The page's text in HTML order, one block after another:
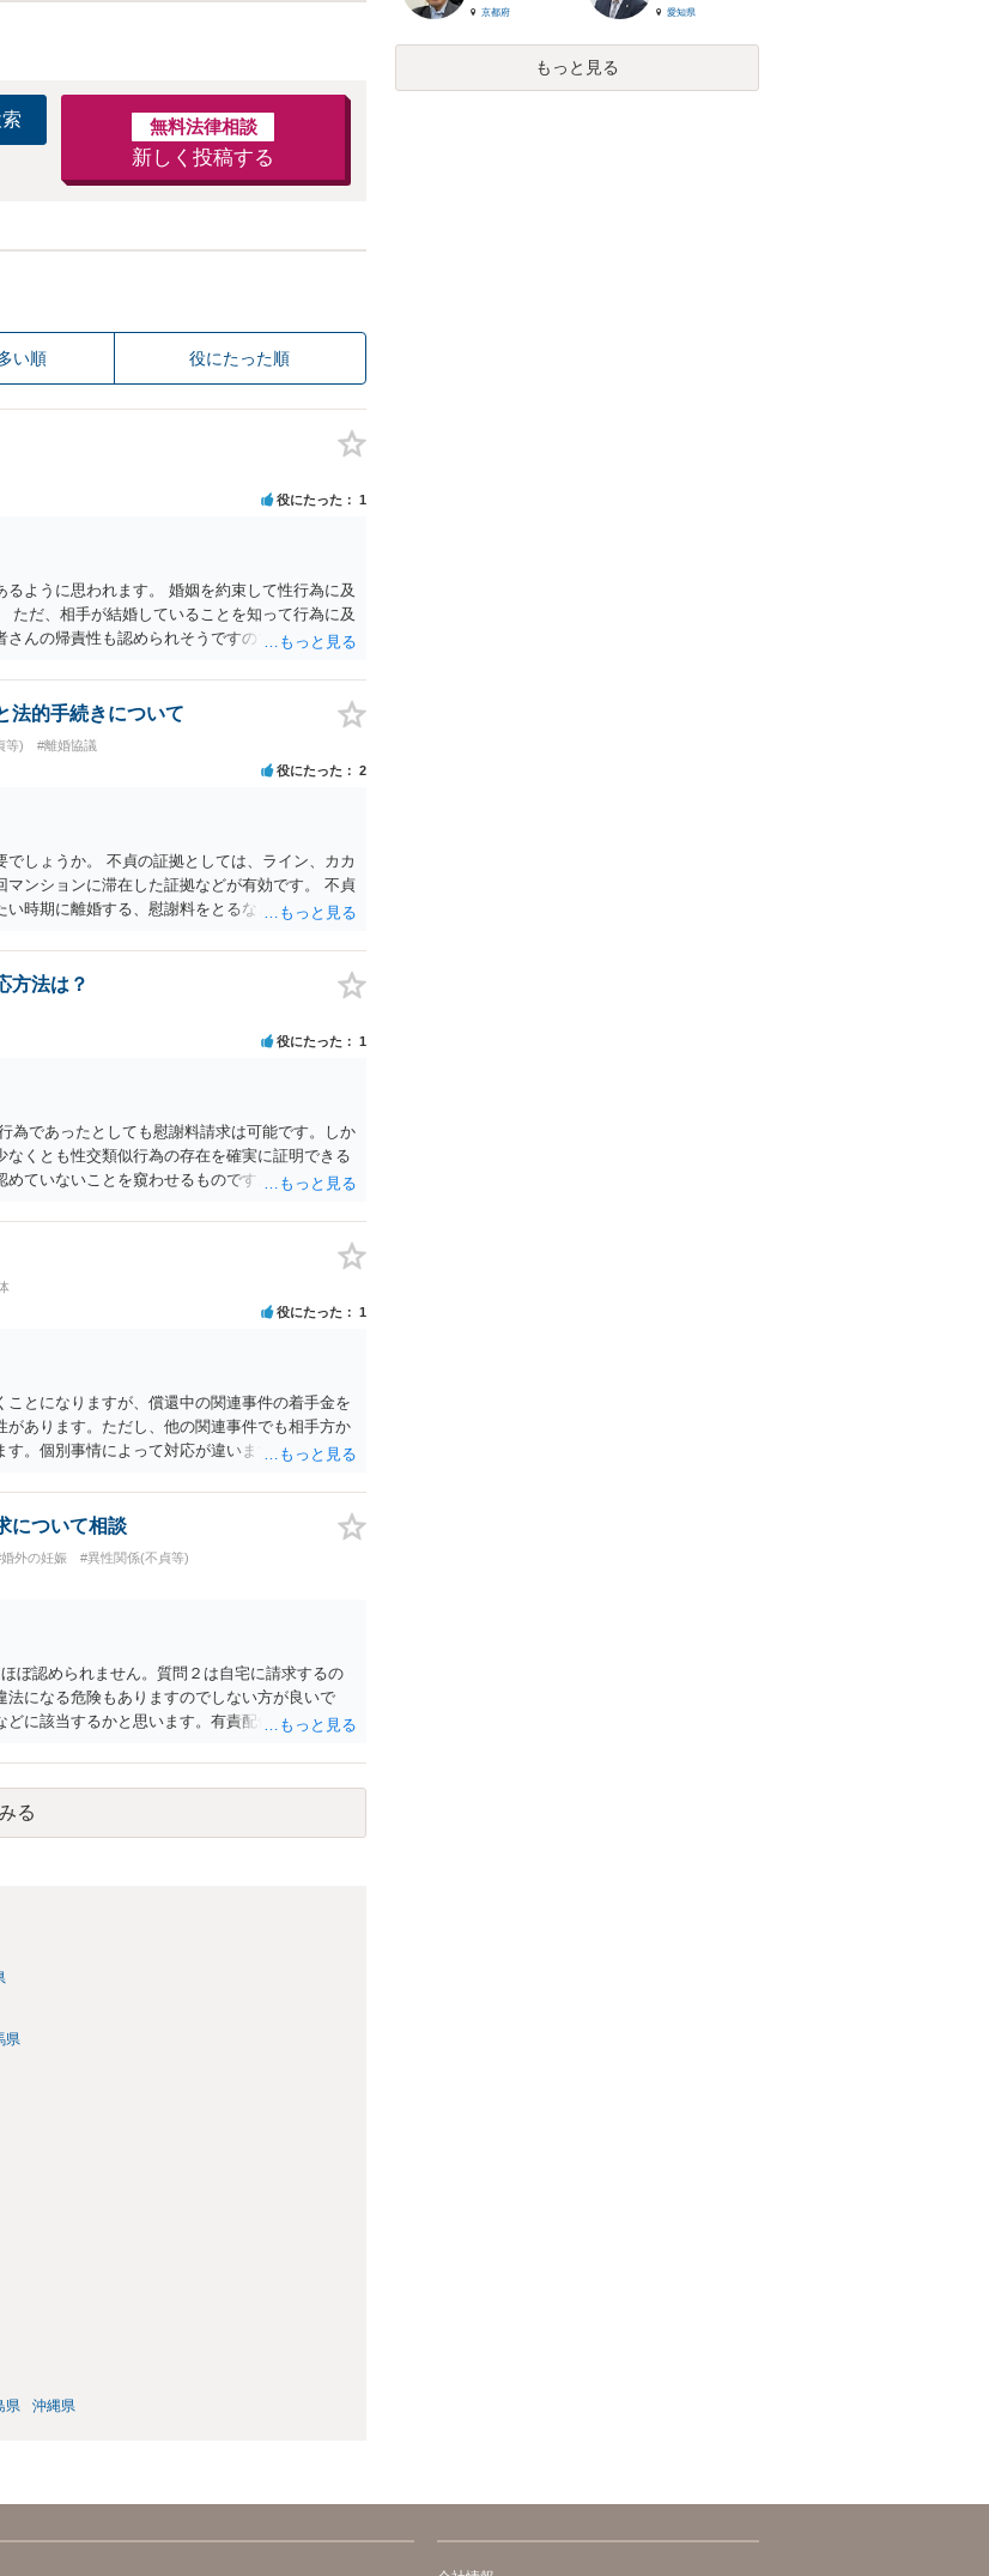
無料法律相談
新しく投稿する
い順 役にたった順
役にたった 1
ように思われます。 婚姻を約束して性行為に及
ただ、相手が結婚していることを知って行為に及
んの帰責性も認められそうですので、あまり慰
法的手続きについて
等) #離婚協議
役にたった 2
しょうか。 不貞の証拠としては、ライン、カカ
ンションに滞在した証拠などが有効です。 不貞
時期に離婚する、慰謝料をとるなど）ことがで
方法は？
役にたった 1
であったとしても慰謝料請求は可能です。しか
くとも性交類似行為の存在を確実に証明できる
ていないことを窺わせるものです。）。ですか
②夫との今後のことを考えて書いてもらうか否か
証明（証明力を強めることも含む）できるので
思います。 ③行政書士に委任をしているのであ
書士との協議になると思います。請求するか，
は認めているのか，それさえも否定しているの
④性交類似行為を認めているにもかかわらず支
います。）への対応ではあまり変わらないよう
ように思いますが，ゼロかどうかの観点であれ
すと，お近くの弁護士に相談して進めることを
役にたった 1
とになりますが、償還中の関連事件の着手金を
あります。ただし、他の関連事件でも相手方か
。個別事情によって対応が違いますので、法テ
について相談
外の妊娠 #異性関係(不貞等)
ぼ認められません。質問２は自宅に請求するの
になる危険もありますのでしない方が良いで
に該当するかと思います。有責配偶者ですので
法律で強制することはできません。質問６は可
三者撮影の腕組み写真、夫の自白録音まである
る
県
県 沖縄県
京都府
愛知県
もっと見る